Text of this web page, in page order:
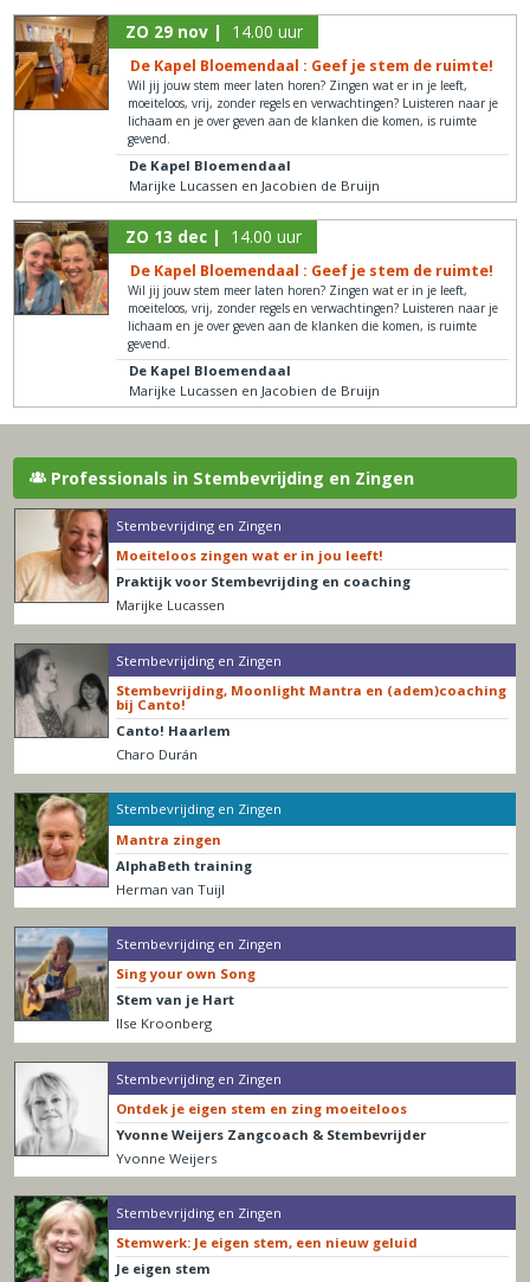
ZO 29 nov | 14.00 uur
De Kapel Bloemendaal : Geef je stem de ruimte!
Wil jij jouw stem meer laten horen? Zingen wat er in je leeft,
moeiteloos, vrij, zonder regels en verwachtingen? Luisteren naar je
lichaam en je over geven aan de klanken die komen, is ruimte
gevend.
De Kapel Bloemendaal
Marijke Lucassen en Jacobien de Bruijn
ZO 13 dec | 14.00 uur
De Kapel Bloemendaal : Geef je stem de ruimte!
Wil jij jouw stem meer laten horen? Zingen wat er in je leeft,
moeiteloos, vrij, zonder regels en verwachtingen? Luisteren naar je
lichaam en je over geven aan de klanken die komen, is ruimte
gevend.
De Kapel Bloemendaal
Marijke Lucassen en Jacobien de Bruijn
Professionals in Stembevrijding en Zingen
Stembevrijding en Zingen
Moeiteloos zingen wat er in jou leeft!
Praktijk voor Stembevrijding en coaching
Marijke Lucassen
Stembevrijding en Zingen
Stembevrijding, Moonlight Mantra en (adem)coaching
bij Canto!
Canto! Haarlem
Charo Durán
Stembevrijding en Zingen
Mantra zingen
AlphaBeth training
Herman van Tuijl
Stembevrijding en Zingen
Sing your own Song
Stem van je Hart
Ilse Kroonberg
Stembevrijding en Zingen
Ontdek je eigen stem en zing moeiteloos
Yvonne Weijers Zangcoach & Stembevrijder
Yvonne Weijers
Stembevrijding en Zingen
Stemwerk: Je eigen stem, een nieuw geluid
Je eigen stem